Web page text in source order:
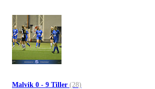
Malvik 0 - 9 Tiller (28)